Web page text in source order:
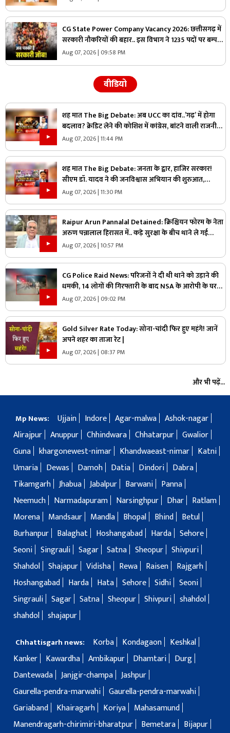
CG State Power Company Vacancy 2026: छत्तीसगढ़ में
सरकारी नौकरियों की बहार.. इस विभाग ने 1235 पदों पर बम्पर
भर्ती, डाटा एंट्री ऑपरेटर के ही 400 पद
Aug 07, 2026 | 09:58 PM
वीडियो
शह मात The Big Debate: अब UCC का दांव..’गढ़’ में होगा
बदलाव? क्रेडिट लेने की कोशिश में कांग्रेस, बांटने वाली राजनीति
पर क्या है सरकार का जवाब?
Aug 07, 2026 | 11:44 PM
शह मात The Big Debate: जनता के द्वार, हाजिर सरकार!
सीएम डॉ. यादव ने की जनविश्वास अभियान की शुरुआत,
जनविश्वास मुहीम से क्या मजबूत होगी जमीनी पकड़
Aug 07, 2026 | 11:30 PM
Raipur Arun Pannalal Detained: क्रिश्चियन फोरम के नेता
अरुण पन्नालाल हिरासत में.. कड़े सुरक्षा के बीच थाने ले गई
पुलिस, जानें क्या है आरोप
Aug 07, 2026 | 10:57 PM
CG Police Raid News: परिजनों ने दी थी थाने को उड़ाने की
धमकी, 14 लोगों की गिरफ्तारी के बाद NSA के आरोपी के घर
पुलिस ने मारा छापा, जांच में मिली ये चौंकाने वाली चीज
Aug 07, 2026 | 09:02 PM
Gold Silver Rate Today: सोना-चांदी फिर हुए महंगे! जानें
अपने शहर का ताजा रेट |
Aug 07, 2026 | 08:37 PM
और भी पढ़ें...
Mp News: Ujjain Indore Agar-malwa Ashok-nagar
Alirajpur Anuppur Chhindwara Chhatarpur Gwalior
Guna khargonewest-nimar Khandwaeast-nimar
Katni
Umaria
Dewas Damoh Datia Dindori
Dabra
Tikamgarh Jhabua Jabalpur Barwani
Panna
Neemuch
Narmadapuram Narsinghpur Dhar
Ratlam
Morena
Mandsaur Mandla Bhopal Bhind
Betul
Burhanpur
Balaghat Hoshangabad Harda Sehore
Seoni Singrauli Sagar Satna Sheopur Shivpuri
Shahdol Shajapur Vidisha Rewa Raisen
Rajgarh
Hoshangabad
Harda Hata Sehore Sidhi Seoni
Singrauli Sagar Satna Sheopur Shivpuri shahdol
shahdol shajapur
Chhattisgarh news: Korba Kondagaon
Keshkal
Kanker
Kawardha Ambikapur Dhamtari
Durg
Dantewada Janjgir-champa Jashpur
Gaurella-pendra-marwahi Gaurella-pendra-marwahi
Gariaband
Khairagarh Koriya
Mahasamund
Manendragarh-chirimiri-bharatpur
Bemetara
Bijapur